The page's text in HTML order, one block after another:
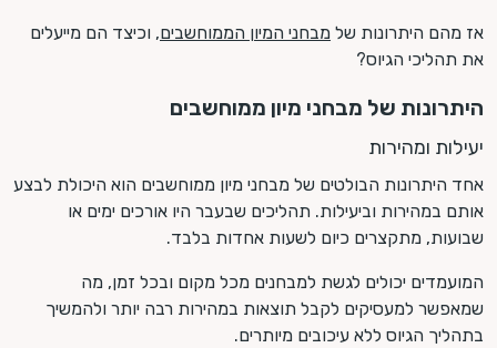
אז מהם היתרונות של מבחני המיון הממוחשבים, וכיצד הם מייעלים
את תהליכי הגיוס?
היתרונות של מבחני מיון ממוחשבים
יעילות ומהירות
אחד היתרונות הבולטים של מבחני מיון ממוחשבים הוא היכולת לבצע
אותם במהירות וביעילות. תהליכים שבעבר היו אורכים ימים או
שבועות, מתקצרים כיום לשעות אחדות בלבד.
המועמדים יכולים לגשת למבחנים מכל מקום ובכל זמן, מה
שמאפשר למעסיקים לקבל תוצאות במהירות רבה יותר ולהמשיך
בתהליך הגיוס ללא עיכובים מיותרים.